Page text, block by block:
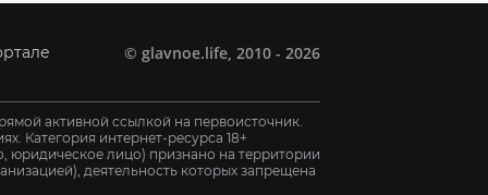
© glavnoe.life , 2010 - 2026
активной ссылкой на первоисточник.
Категория интернет-ресурса 18+
юридическое лицо) признано на территории
деятельность которых запрещена